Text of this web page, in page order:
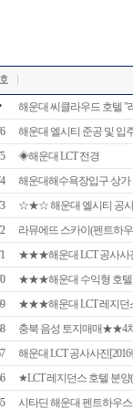
해운대 씨클라우드 호텔 "
해운대 엘시티 준공 및 입
◈해운대 LCT 전경
해운대해수욕장입구 상가
☆★☆ 해운대 엘시티 공사
라뮤에뜨 스카이(펜트하
★★★해운대 LCT 공사사
★★★해운대 수익형 호
★★★해운대 LCT 레지던
충북 음성 토지매매★★4
해운대 LCT 공사사진[2016
★LCT 레지던스 호텔 분양
시타딘 해운대 펜트하우